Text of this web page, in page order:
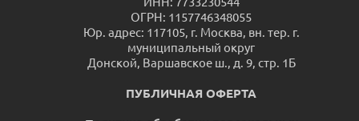
ОГРН: 1157746348055
Юр. адрес: 117105, г. Москва, вн. тер. г.
муниципальный округ
Донской, Варшавское ш., д. 9, стр. 1Б
ПУБЛИЧНАЯ ОФЕРТА